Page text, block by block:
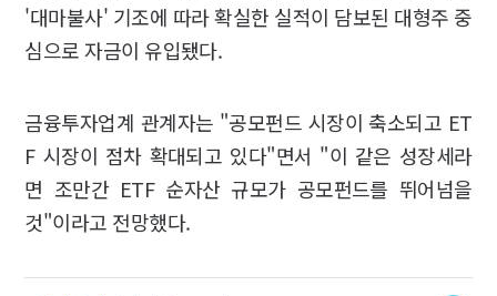
'대마불사' 기조에 따라 확실한 실적이 담보된 대형주 중
심으로 자금이 유입됐다.
금융투자업계 관계자는 "공모펀드 시장이 축소되고 ET
F 시장이 점차 확대되고 있다"면서 "이 같은 성장세라
면 조만간 ETF 순자산 규모가 공모펀드를 뛰어넘을
것"이라고 전망했다.